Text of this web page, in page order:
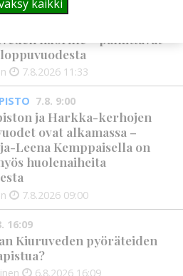
nuorille – palkittavat
7.8.2026 11:33
7.8. 9:00
ja Harkka-kerhojen
ovat alkamassa –
Leena Kemppaisella on
huolenaiheita
7.8.2026 09:00
16:09
Kiuruveden pyöräteiden
6.8.2026 16:09
kaikki